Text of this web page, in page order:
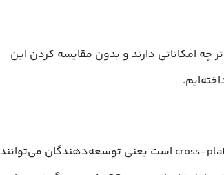
چه امکاناتی دارند و بدون مقایسه کردن این
فلاتر ابزاری برای توسعه‌ی برنامه‌های cross-platform است یعنی توسعه‌دهندگان می‌توانند